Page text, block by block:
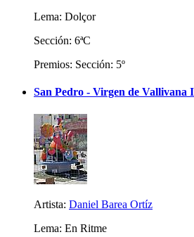
Lema: Dolçor
Sección: 6ªC
Premios: Sección: 5º
San Pedro - Virgen de Vallivana
Artista: Daniel Barea Ortíz
Lema: En Ritme